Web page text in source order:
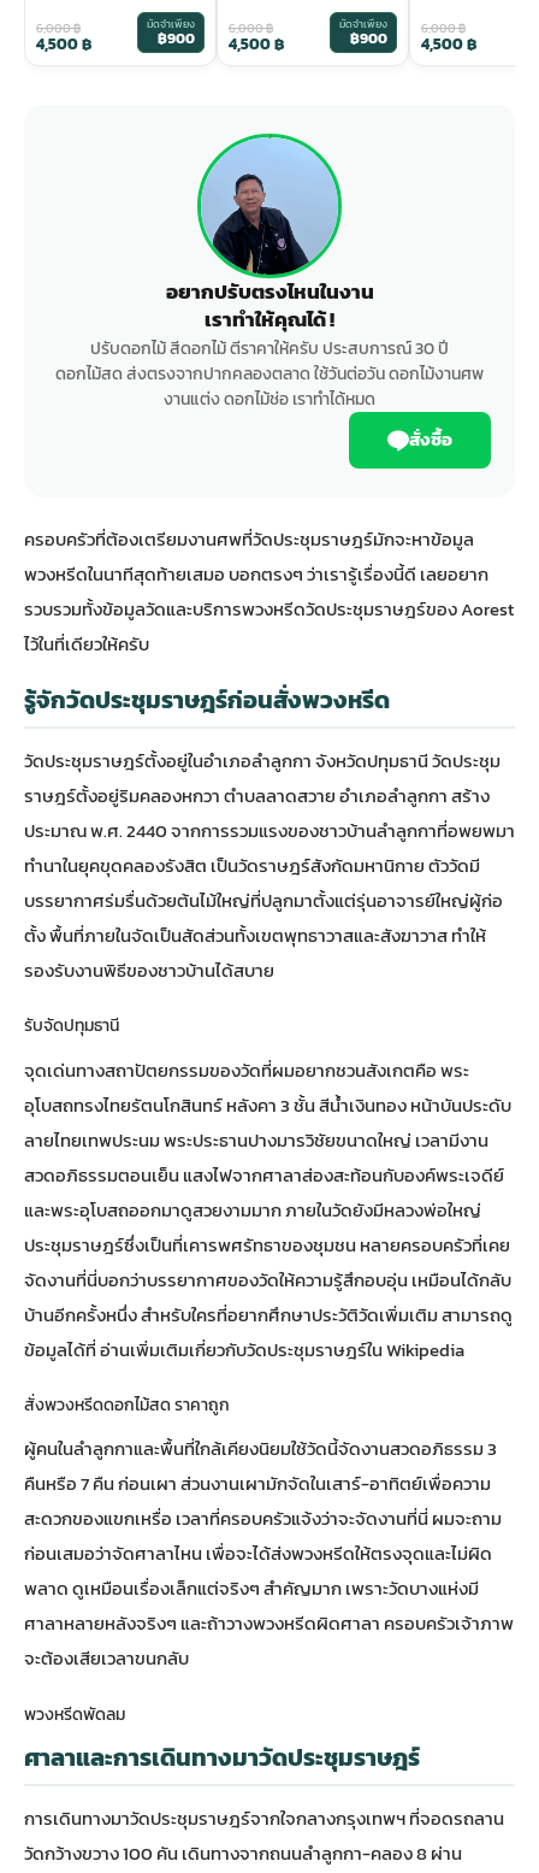
6,000฿
4,500฿
มัดจำเพียง
฿900 6,000฿
4,500฿
มัดจำเพียง
฿900 6,000฿
4,500฿
อยากปรับตรงไหนในงาน
เราทำให้คุณได้ !
ปรับดอกไม้ สีดอกไม้ ตีราคาให้ครับ ประสบการณ์ 30 ปี
ดอกไม้สด ส่งตรงจากปากคลองตลาด ใช้วันต่อวัน ดอกไม้งานศพ
งานแต่ง ดอกไม้ช่อ เราทำได้หมด
สั่งซื้อ
ครอบครัวที่ต้องเตรียมงานศพที่วัดประชุมราษฎร์มักจะหาข้อมูล
พวงหรีดในนาทีสุดท้ายเสมอ บอกตรงๆ ว่าเรารู้เรื่องนี้ดี เลยอยาก
รวบรวมทั้งข้อมูลวัดและบริการพวงหรีดวัดประชุมราษฎร์ของ Aorest
ไว้ในที่เดียวให้ครับ
รู้จักวัดประชุมราษฎร์ก่อนสั่งพวงหรีด
วัดประชุมราษฎร์ตั้งอยู่ในอำเภอลำลูกกา จังหวัดปทุมธานี วัดประชุม
ราษฎร์ตั้งอยู่ริมคลองหกวา ตำบลลาดสวาย อำเภอลำลูกกา สร้าง
ประมาณ พ.ศ. 2440 จากการรวมแรงของชาวบ้านลำลูกกาที่อพยพมา
ทำนาในยุคขุดคลองรังสิต เป็นวัดราษฎร์สังกัดมหานิกาย ตัววัดมี
บรรยากาศร่มรื่นด้วยต้นไม้ใหญ่ที่ปลูกมาตั้งแต่รุ่นอาจารย์ใหญ่ผู้ก่อ
ตั้ง พื้นที่ภายในจัดเป็นสัดส่วนทั้งเขตพุทธาวาสและสังฆาวาส ทำให้
รองรับงานพิธีของชาวบ้านได้สบาย
รับจัดปทุมธานี
จุดเด่นทางสถาปัตยกรรมของวัดที่ผมอยากชวนสังเกตคือ พระ
อุโบสถทรงไทยรัตนโกสินทร์ หลังคา 3 ชั้น สีน้ำเงินทอง หน้าบันประดับ
ลายไทยเทพประนม พระประธานปางมารวิชัยขนาดใหญ่ เวลามีงาน
สวดอภิธรรมตอนเย็น แสงไฟจากศาลาส่องสะท้อนกับองค์พระเจดีย์
และพระอุโบสถออกมาดูสวยงามมาก ภายในวัดยังมีหลวงพ่อใหญ่
ประชุมราษฎร์ซึ่งเป็นที่เคารพศรัทธาของชุมชน หลายครอบครัวที่เคย
จัดงานที่นี่บอกว่าบรรยากาศของวัดให้ความรู้สึกอบอุ่น เหมือนได้กลับ
บ้านอีกครั้งหนึ่ง สำหรับใครที่อยากศึกษาประวัติวัดเพิ่มเติม สามารถดู
ข้อมูลได้ที่อ่านเพิ่มเติมเกี่ยวกับวัดประชุมราษฎร์ใน Wikipedia
สั่งพวงหรีดดอกไม้สด ราคาถูก
ผู้คนในลำลูกกาและพื้นที่ใกล้เคียงนิยมใช้วัดนี้จัดงานสวดอภิธรรม 3
คืนหรือ 7 คืน ก่อนเผา ส่วนงานเผามักจัดในเสาร์-อาทิตย์เพื่อความ
สะดวกของแขกเหรื่อ เวลาที่ครอบครัวแจ้งว่าจะจัดงานที่นี่ ผมจะถาม
ก่อนเสมอว่าจัดศาลาไหน เพื่อจะได้ส่งพวงหรีดให้ตรงจุดและไม่ผิด
พลาด ดูเหมือนเรื่องเล็กแต่จริงๆ สำคัญมาก เพราะวัดบางแห่งมี
ศาลาหลายหลังจริงๆ และถ้าวางพวงหรีดผิดศาลา ครอบครัวเจ้าภาพ
จะต้องเสียเวลาขนกลับ
พวงหรีดพัดลม
ศาลาและการเดินทางมาวัดประชุมราษฎร์
การเดินทางมาวัดประชุมราษฎร์จากใจกลางกรุงเทพฯ ที่จอดรถลาน
วัดกว้างขวาง 100 คัน เดินทางจากถนนลำลูกกา-คลอง 8 ผ่าน